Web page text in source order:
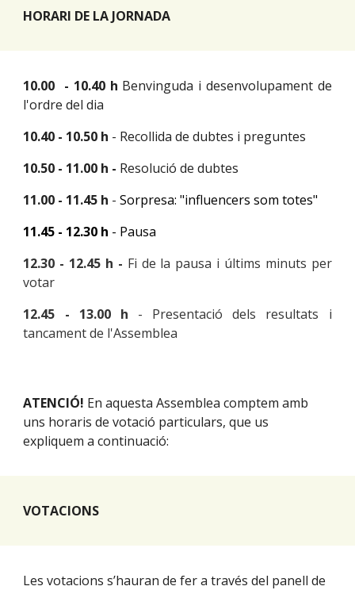
HORARI DE LA JORNADA
10.00 - 10.40 h Benvinguda i desenvolupament de
l'ordre del dia
10.40 - 10.50 h - Recollida de dubtes i preguntes
10.50 - 11.00 h - Resolució de dubtes
11.00 - 11.45 h -Sorpresa: "influencers som totes"
11.45 - 12.30 h - Pausa
12.30 - 12.45 h - Fi de la pausa i últims minuts per
votar
12.45 - 13.00 h - Presentació dels resultats i
tancament de l'Assemblea
ATENCIÓ! En aquesta Assemblea comptem amb
uns horaris de votació particulars, que us
expliquem a continuació:
VOTACIONS
Les votacions s’hauran de fer a través del panell de